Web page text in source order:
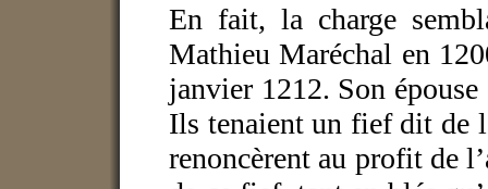
En fait, la charge
Mathieu Maréchal en
janvier 1212. Son
Ils tenaient un fief dit de
renoncèrent au profit de